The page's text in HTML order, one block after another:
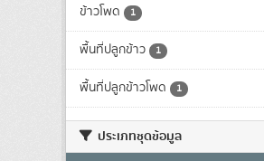
ข้าวโพด 1
พื้นที่ปลูกข้าว 1
พื้นที่ปลูกข้าวโพด 1
ประเภทชุดข้อมูล